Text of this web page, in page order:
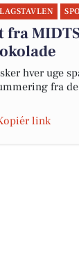
fra
hver uge
fra de
link